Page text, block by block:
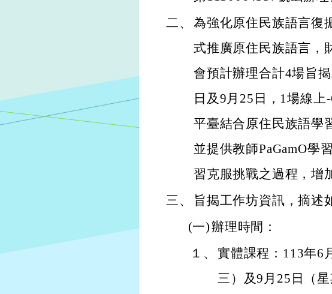
二、 為強化原住民族語言復
式推廣原住民族語言，
會預計辦理合計4場旨
日及9月25日，1場線上
平臺結合原住民族語學
並提供教師PaGamO學
習克服挑戰之過程，增
三、
旨揭工作坊資訊，摘述
(一)辦理時間：
１、 實體課程：113年6
三）及9月25日（星